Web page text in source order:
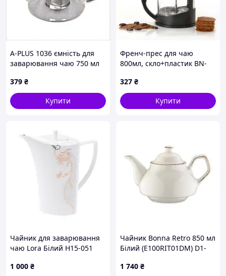
A-PLUS 1036 ємність для
заварювання чаю 750 мл
379 ₴
Купити
Френч-прес для чаю
800мл, скло+пластик BN-
327 ₴
Купити
Чайник для заварювання
чаю Lora Білий H15-051
1 000 ₴
Чайник Bonna Retro 850 мл
Білий (E100RIT01DM) D1-
1 740 ₴